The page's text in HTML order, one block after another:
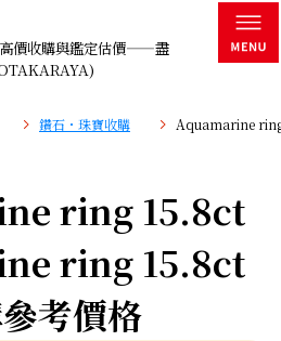
價收購與鑑定估價——盡
鑽石・珠寶收購 Aquamarine
ring 15.8ct
ring 15.8ct
考價格